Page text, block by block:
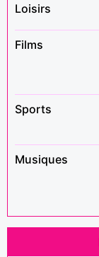
Loisirs
Films
Sports
Musiques